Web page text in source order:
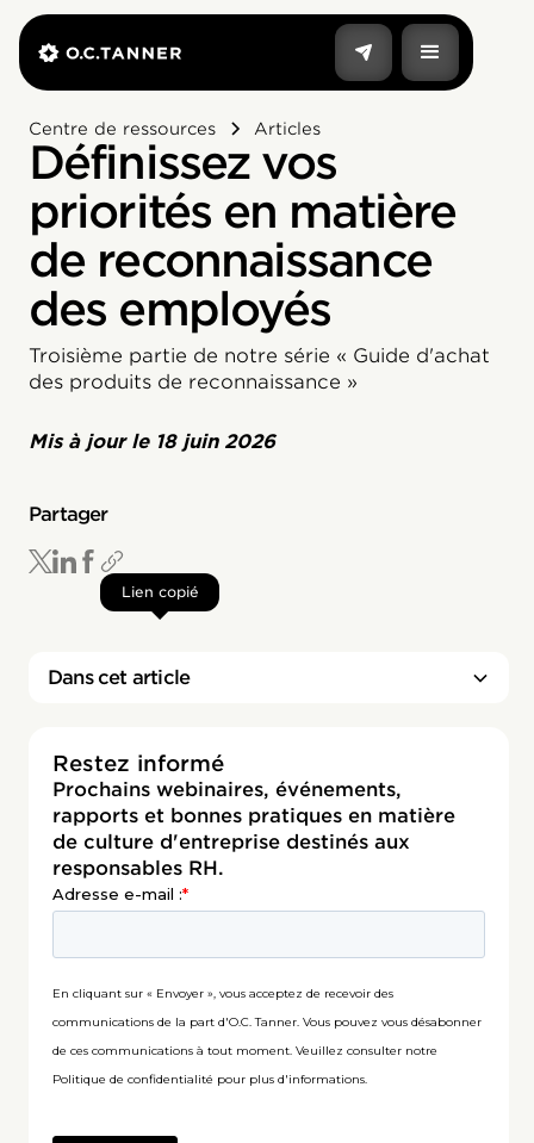
Centre de ressources Articles
Définissez vos
priorités en matière
de reconnaissance
des employés
Troisième partie de notre série « Guide d'achat
des produits de reconnaissance »
Mis à jour le 18 juin 2026
Partager
Lien copié
Dans cet article
Restez informé
Prochains webinaires, événements,
rapports et bonnes pratiques en matière
de culture d'entreprise destinés aux
responsables RH.